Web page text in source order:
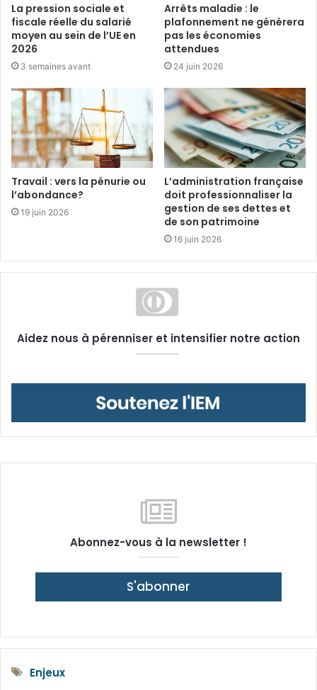
La pression sociale et
fiscale réelle du salarié
moyen au sein de l’UE en
2026
3 semaines avant
Arrêts maladie : le
plafonnement ne générera
pas les économies
attendues
24 juin 2026
Travail : vers la pénurie ou
l’abondance?
19 juin 2026
L’administration française
doit professionnaliser la
gestion de ses dettes et
de son patrimoine
16 juin 2026
Aidez nous à pérenniser et intensifier notre action
Abonnez-vous à la newsletter !
S'abonner
Enjeux